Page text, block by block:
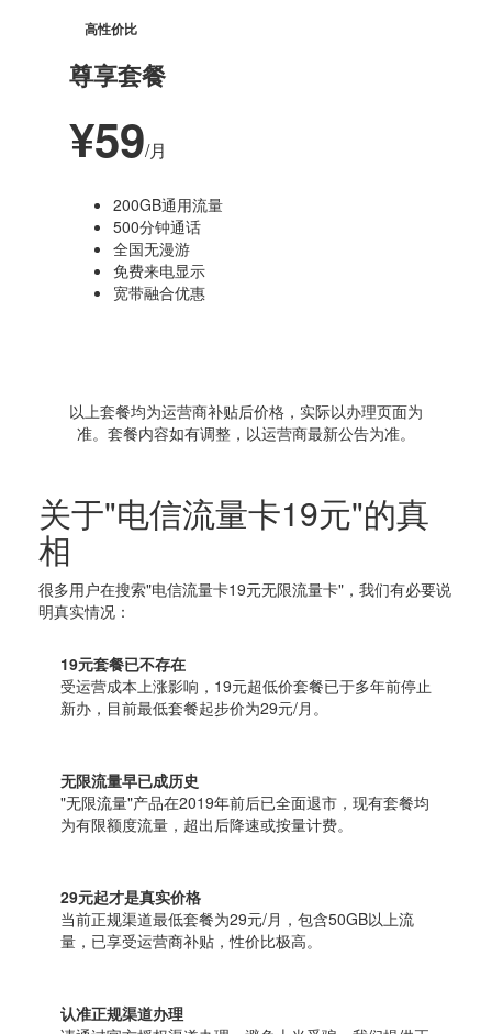
高性价比
尊享套餐
¥59/月
200GB通用流量
500分钟通话
全国无漫游
免费来电显示
宽带融合优惠
以上套餐均为运营商补贴后价格，实际以办理页面为
准。套餐内容如有调整，以运营商最新公告为准。
关于"电信流量卡19元"的真
相
很多用户在搜索"电信流量卡19元无限流量卡"，我们有必要说
明真实情况：
19元套餐已不存在
受运营成本上涨影响，19元超低价套餐已于多年前停止
新办，目前最低套餐起步价为29元/月。
无限流量早已成历史
"无限流量"产品在2019年前后已全面退市，现有套餐均
为有限额度流量，超出后降速或按量计费。
29元起才是真实价格
当前正规渠道最低套餐为29元/月，包含50GB以上流
量，已享受运营商补贴，性价比极高。
认准正规渠道办理